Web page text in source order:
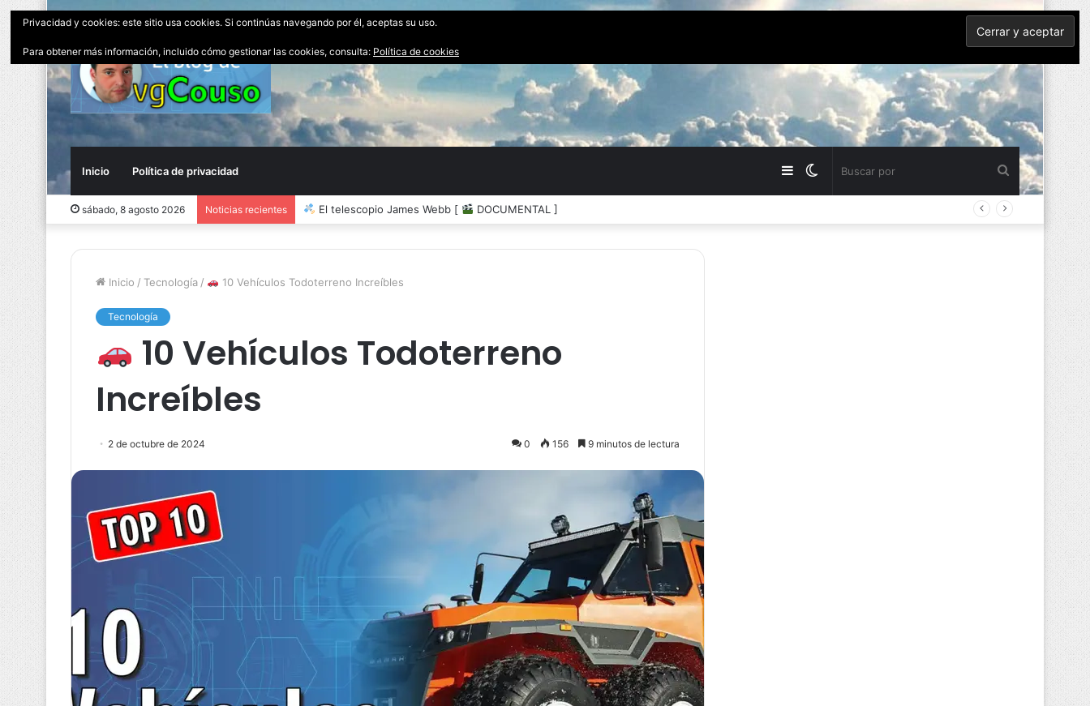
Inicio Política de privacidad Buscar
por
Switch
Barra
sábado, 8 agosto 2026 Noticias recientes El peor impacto de un Asteroide [ DOCUMENTAL ]
Inicio / Tecnología / 10 Vehículos Todoterreno Increíbles
Tecnología
10 Vehículos Todoterreno
Increíbles
2 de octubre de 2024 0 156 9 minutos de lectura
Privacidad y cookies: este sitio usa cookies. Si continúas navegando por él, aceptas su uso.
Para obtener más información, incluido cómo gestionar las cookies, consulta: Política de cookies